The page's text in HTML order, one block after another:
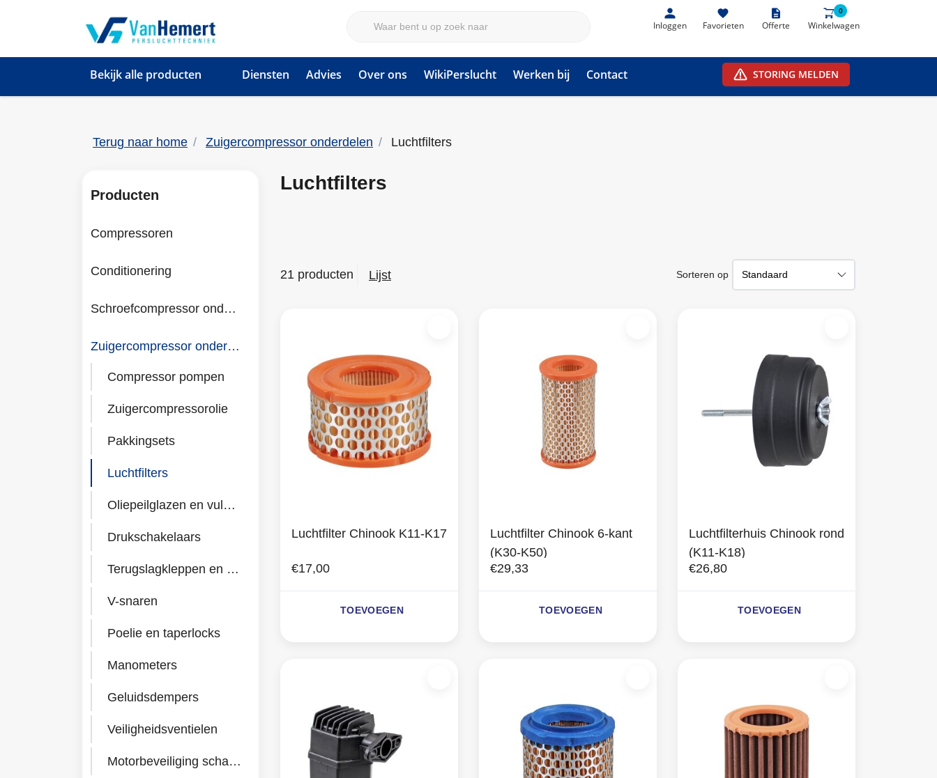
Inloggen Favorieten Offerte
0
Winkelwagen
Bekijk alle producten Diensten Advies Over ons WikiPerslucht Werken bij Contact STORING MELDEN
Terug naar home Zuigercompressor onderdelen Luchtfilters
Luchtfilters
21 producten Lijst Sorteren op
Luchtfilter Chinook K11-K17
€17,00
TOEVOEGEN
Luchtfilter Chinook 6-kant
(K30-K50)
€29,33
TOEVOEGEN
Luchtfilterhuis Chinook rond
(K11-K18)
€26,80
TOEVOEGEN
Producten
Compressoren
Conditionering
Schroefcompressor onderdelen
Zuigercompressor onderdelen
Compressor pompen
Zuigercompressorolie
Pakkingsets
Luchtfilters
Oliepeilglazen en vulpluggen
Drukschakelaars
Terugslagkleppen en toebehoren
V-snaren
Poelie en taperlocks
Manometers
Geluidsdempers
Veiligheidsventielen
Motorbeveiliging schakelaars